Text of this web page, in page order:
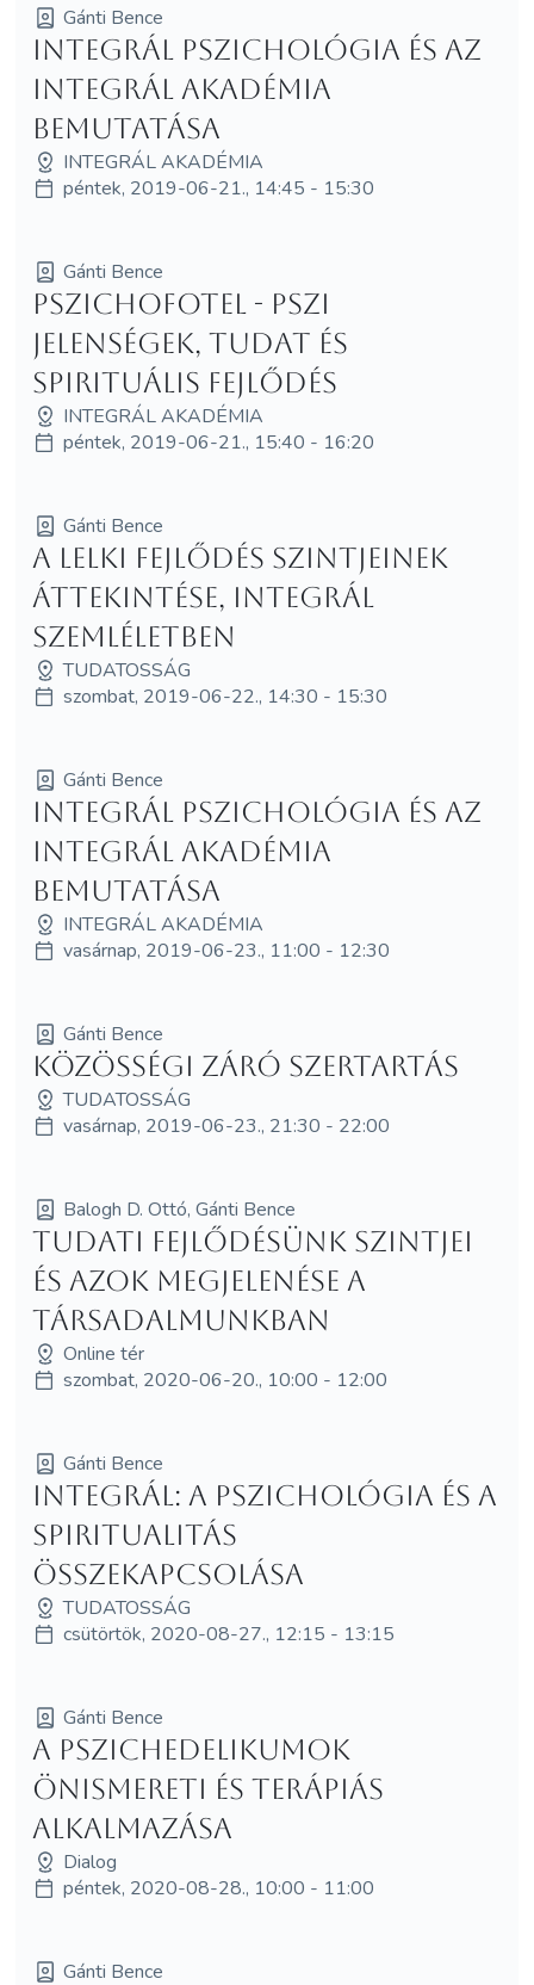
Gánti Bence
Integrál pszichológia és az
Integrál Akadémia
bemutatása
INTEGRÁL AKADÉMIA
péntek, 2019-06-21., 14:45 - 15:30
Gánti Bence
Pszichofotel - Pszi
jelenségek, tudat és
spirituális fejlődés
INTEGRÁL AKADÉMIA
péntek, 2019-06-21., 15:40 - 16:20
Gánti Bence
A lelki fejlődés szintjeinek
áttekintése, integrál
szemléletben
TUDATOSSÁG
szombat, 2019-06-22., 14:30 - 15:30
Gánti Bence
Integrál pszichológia és az
Integrál Akadémia
bemutatása
INTEGRÁL AKADÉMIA
vasárnap, 2019-06-23., 11:00 - 12:30
Gánti Bence
Közösségi Záró Szertartás
TUDATOSSÁG
vasárnap, 2019-06-23., 21:30 - 22:00
Balogh D. Ottó, Gánti Bence
Tudati fejlődésünk szintjei
és azok megjelenése a
társadalmunkban
Online tér
szombat, 2020-06-20., 10:00 - 12:00
Gánti Bence
Integrál: a pszichológia és a
spiritualitás
összekapcsolása
TUDATOSSÁG
csütörtök, 2020-08-27., 12:15 - 13:15
Gánti Bence
A pszichedelikumok
önismereti és terápiás
alkalmazása
Dialog
péntek, 2020-08-28., 10:00 - 11:00
Gánti Bence